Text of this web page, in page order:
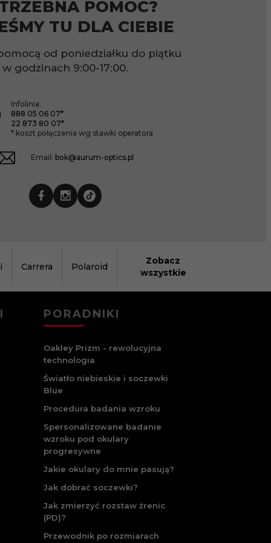
POMOC?
TU DLA CIEBIE
od poniedziałku do piątku
w godzinach 9:00-17:00.
Infolinia:
888 05 06 07*
22 873 80 07*
* koszt połączenia wg stawki operatora
Email: bok@aurum-optics.pl
Carrera Polaroid
Zobacz
wszystkie
PORADNIKI
Oakley Prizm - rewolucyjna
technologia
Światło niebieskie i soczewki
Blue
Procedura badania wzroku
Spersonalizowane badanie
wzroku pod okulary
progresywne
Jakie okulary do mnie pasują?
Jak dobrać soczewki?
Jak zmierzyć rozstaw źrenic
(PD)?
Przewodnik po rozmiarach